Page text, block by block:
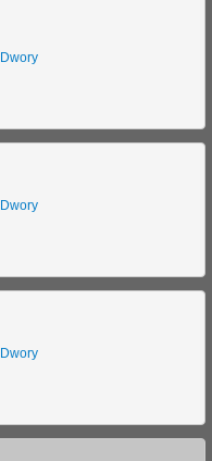
Dwory
Dwory
Dwory